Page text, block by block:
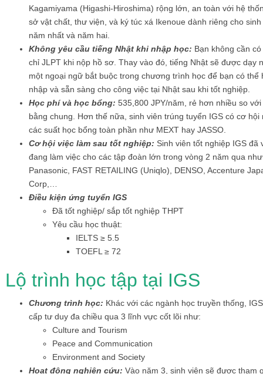
Kagamiyama (Higashi-Hiroshima) rộng lớn, an toàn với hệ
sở vật chất, thư viện, và ký túc xá Ikenoue dành riêng cho sinh
năm nhất và năm hai.
Không yêu cầu tiếng Nhật khi nhập học: Bạn không cần
chỉ JLPT khi nộp hồ sơ. Thay vào đó, tiếng Nhật sẽ được dạy
một ngoại ngữ bắt buộc trong chương trình học để bạn có thể
nhập và sẵn sàng cho công việc tại Nhật sau khi tốt nghiệp.
Học phí và học bổng: 535,800 JPY/năm, rẻ hơn nhiều so với
bằng chung. Hơn thế nữa, sinh viên trúng tuyển IGS có cơ hội
các suất học bổng toàn phần như MEXT hay JASSO.
Cơ hội việc làm sau tốt nghiệp: Sinh viên tốt nghiệp IGS đã
đang làm việc cho các tập đoàn lớn trong vòng 2 năm qua
Panasonic, FAST RETAILING (Uniqlo), DENSO, Accenture
Corp,…
Điều kiện ứng tuyển IGS
Đã tốt nghiệp/ sắp tốt nghiệp THPT
Yêu cầu học thuật:
IELTS ≥ 5.5
TOEFL ≥ 72
Lộ trình học tập tại IGS
Chương trình học: Khác với các ngành học truyền thống,
cấp tư duy đa chiều qua 3 lĩnh vực cốt lõi như:
Culture and Tourism
Peace and Communication
Environment and Society
Hoạt động nghiên cứu: Vào năm 3, sinh viên sẽ được tham